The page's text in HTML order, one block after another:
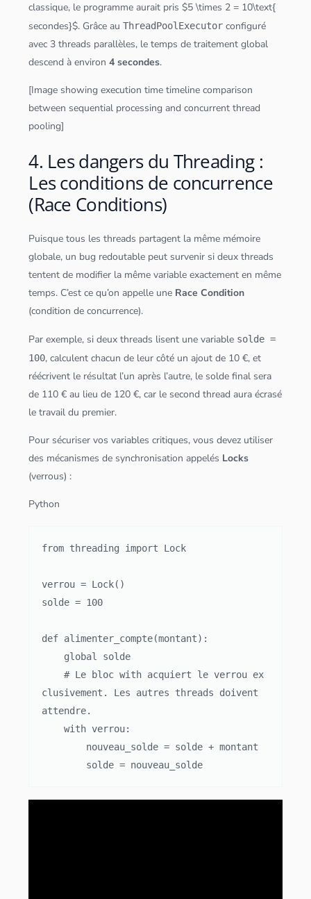
classique, le programme aurait pris $5 \times 2 = 10\text{
secondes}$. Grâce auThreadPoolExecutor configuré
avec 3 threads parallèles, le temps de traitement global
descend à environ4 secondes.
[Image showing execution time timeline comparison
between sequential processing and concurrent thread
pooling]
4. Les dangers du Threading :
Les conditions de concurrence
(Race Conditions)
Puisque tous les threads partagent la même mémoire
globale, un bug redoutable peut survenir si deux threads
tentent de modifier la même variable exactement en même
temps. C’est ce qu’on appelle une Race Condition
(condition de concurrence).
Par exemple, si deux threads lisent une variable solde =
100, calculent chacun de leur côté un ajout de 10 €, et
réécrivent le résultat l’un après l’autre, le solde final sera
de 110 € au lieu de 120 €, car le second thread aura écrasé
le travail du premier.
Pour sécuriser vos variables critiques, vous devez utiliser
des mécanismes de synchronisation appelés Locks
(verrous) :
Python
from threading import Lock
verrou = Lock()
solde = 100
def alimenter_compte(montant):
    # Le bloc with acquiert le verrou ex
clusivement. Les autres threads doivent
attendre.
    with verrou:
        solde = nouveau_solde